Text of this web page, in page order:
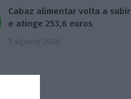
Cabaz alimentar volta a subir
e atinge 253,6 euros
5 Agosto 2026